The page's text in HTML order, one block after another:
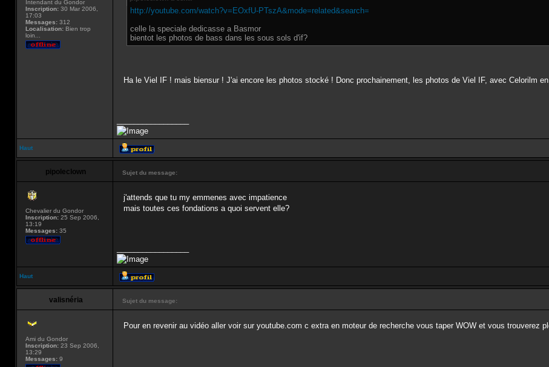
Intendant du Gondor
Inscription: 30 Mar 2006,
17:03
Messages: 312
Localisation: Bien trop
loin...
http://youtube.com/watch?v=EOxfU-PTszA&mode=related&search=
celle la speciale dedicasse a Basmor
bientot les photos de bass dans les sous sols d'if?
Ha le Viel IF ! mais biensur ! J'ai encore les photos stocké ! Donc prochainement, les photos de Viel IF, avec Celorilm
Haut
pipoleclown Sujet du message:
Chevalier du Gondor
Inscription: 25 Sep 2006,
13:19
Messages: 35
j'attends que tu my emmenes avec impatience
mais toutes ces fondations a quoi servent elle?
Haut
valisnéria Sujet du message:
Ami du Gondor
Inscription: 23 Sep 2006,
13:29
Messages: 9
Pour en revenir au vidéo aller voir sur youtube.com c extra en moteur de recherche vous taper WOW et vous trouverez